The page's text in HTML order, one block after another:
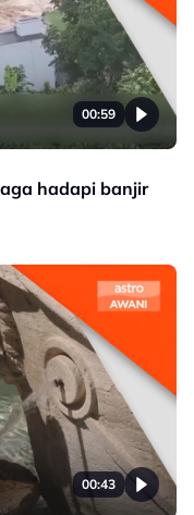
00:59
hadapi banjir
00:43